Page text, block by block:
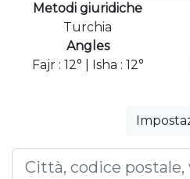
Metodi giuridiche
Turchia
Angles
Fajr : 12° | Isha : 12°